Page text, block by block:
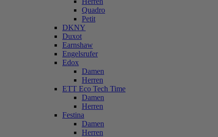
Quadro
Petit
DKNY
Duxot
Earnshaw
Engelsrufer
Edox
Damen
Herren
ETT Eco Tech Time
Damen
Herren
Festina
Damen
Herren